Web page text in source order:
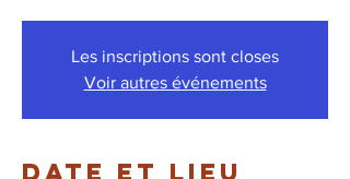
Les inscriptions sont closes
Voir autres événements
Date et lieu